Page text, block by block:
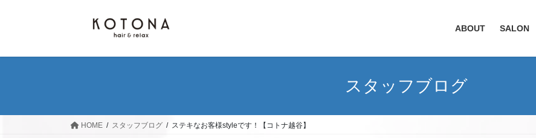
ABOUT SALON
スタッフブログ
HOME スタッフブログ ステキなお客様styleです！【コトナ越谷】